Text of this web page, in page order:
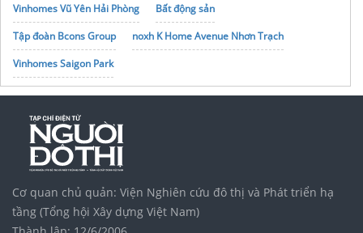
Vinhomes Vũ Yên Hải Phòng
Bất động sản
Tập đoàn Bcons Group
noxh K Home Avenue Nhơn Trạch
Vinhomes Saigon Park
Cơ quan chủ quản: Viện Nghiên cứu đô thị và Phát triển hạ
tầng (Tổng hội Xây dựng Việt Nam)